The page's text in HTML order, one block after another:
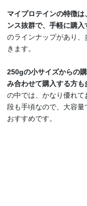
マイプロテインの特徴
ンス抜群で、手軽に購
のラインナップがあり
きます。
250gの小サイズからの
み合わせて購入する方も
の中では、かなり優れ
段も手頃なので、大容
おすすめです。